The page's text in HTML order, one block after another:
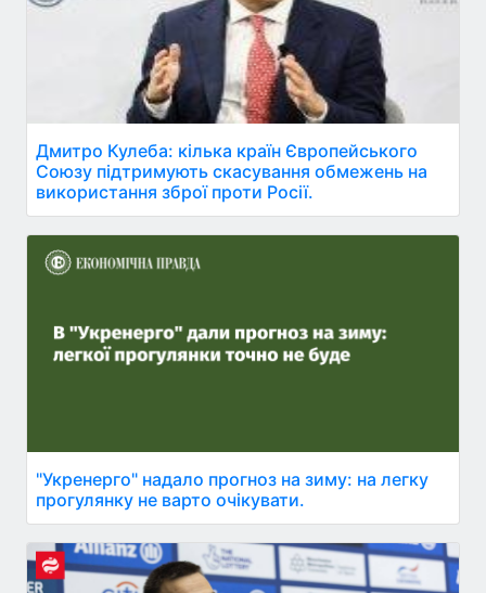
Дмитро Кулеба: кілька країн Європейського
Союзу підтримують скасування обмежень на
використання зброї проти Росії.
"Укренерго" надало прогноз на зиму: на легку
прогулянку не варто очікувати.